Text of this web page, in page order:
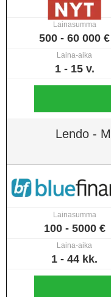
Lainasumma
500 - 60 000 €
Laina-aika
1 - 15 v.
Lendo -
Lainasumma
100 - 5000 €
Laina-aika
1 - 44 kk.